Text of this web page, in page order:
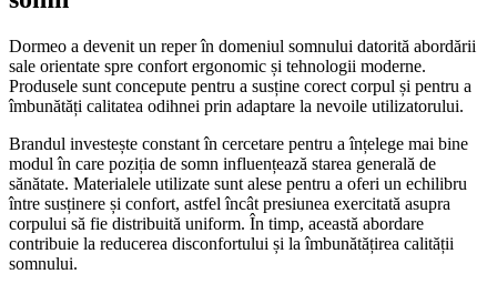
Dormeo a devenit un reper în domeniul somnului datorită abordării
sale orientate spre confort ergonomic și tehnologii moderne.
Produsele sunt concepute pentru a susține corect corpul și pentru a
îmbunătăți calitatea odihnei prin adaptare la nevoile utilizatorului.
Brandul investește constant în cercetare pentru a înțelege mai bine
modul în care poziția de somn influențează starea generală de
sănătate. Materialele utilizate sunt alese pentru a oferi un echilibru
între susținere și confort, astfel încât presiunea exercitată asupra
corpului să fie distribuită uniform. În timp, această abordare
contribuie la reducerea disconfortului și la îmbunătățirea calității
somnului.